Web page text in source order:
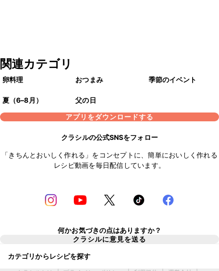
関連カテゴリ
卵料理 おつまみ 季節のイベント
夏（6–8月）
父の日
アプリをダウンロードする
クラシルの公式SNSをフォロー
「きちんとおいしく作れる」をコンセプトに、簡単においしく作れる
レシピ動画を毎日配信しています。
何かお気づきの点はありますか？
クラシルに意見を送る
カテゴリからレシピを探す